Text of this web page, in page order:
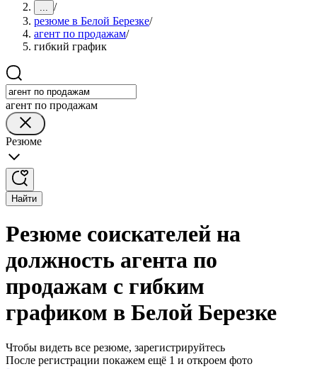
... /
резюме в Белой Березке/
агент по продажам/
гибкий график
агент по продажам
Резюме
Найти
Резюме соискателей на
должность агента по
продажам с гибким
графиком в Белой Березке
Чтобы видеть все резюме, зарегистрируйтесь
После регистрации покажем ещё 1 и откроем фото